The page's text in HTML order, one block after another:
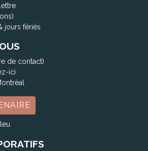
jours fériés
de contact)
ici